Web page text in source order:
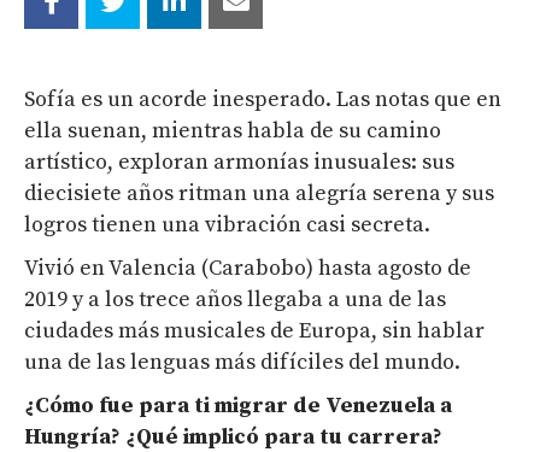
Sofía es un acorde inesperado. Las notas que en
ella suenan, mientras habla de su camino
artístico, exploran armonías inusuales: sus
diecisiete años ritman una alegría serena y sus
logros tienen una vibración casi secreta.
Vivió en Valencia (Carabobo) hasta agosto de
2019 y a los trece años llegaba a una de las
ciudades más musicales de Europa, sin hablar
una de las lenguas más difíciles del mundo.
¿Cómo fue para timigrar de Venezuela a
Hungría? ¿Qué implicó para tu carrera?